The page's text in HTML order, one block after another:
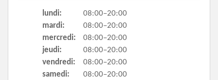
lundi:
08:00–20:00
mardi:
08:00–20:00
mercredi:
08:00–20:00
jeudi:
08:00–20:00
vendredi:
08:00–20:00
samedi:
08:00–20:00